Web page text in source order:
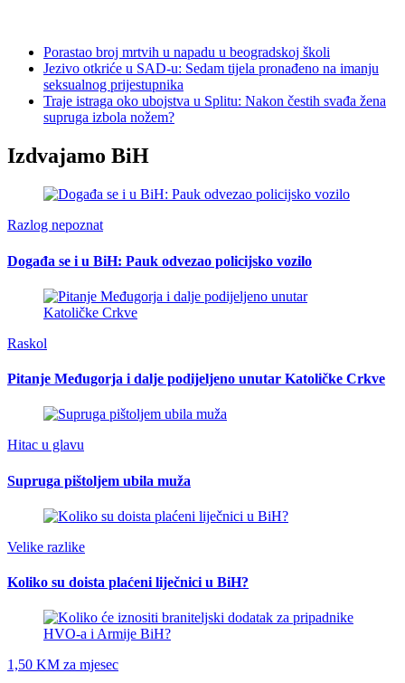
Porastao broj mrtvih u napadu u beogradskoj školi
Jezivo otkriće u SAD-u: Sedam tijela pronađeno na imanju
seksualnog prijestupnika
Traje istraga oko ubojstva u Splitu: Nakon čestih svađa žena
supruga izbola nožem?
Izdvajamo BiH
Razlog nepoznat
Događa se i u BiH: Pauk odvezao policijsko vozilo
Raskol
Pitanje Međugorja i dalje podijeljeno unutar Katoličke Crkve
Hitac u glavu
Supruga pištoljem ubila muža
Velike razlike
Koliko su doista plaćeni liječnici u BiH?
1,50 KM za mjesec